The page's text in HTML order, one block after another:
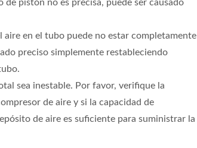
de pistón no es precisa, puede ser causado
aire en el tubo puede no estar completamente
preciso simplemente restableciendo
sea inestable. Por favor, verifique la
de aire y si la capacidad de
de aire es suficiente para suministrar la